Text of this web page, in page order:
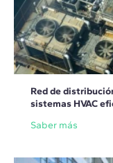
Red de
sistemas HVAC
Saber más